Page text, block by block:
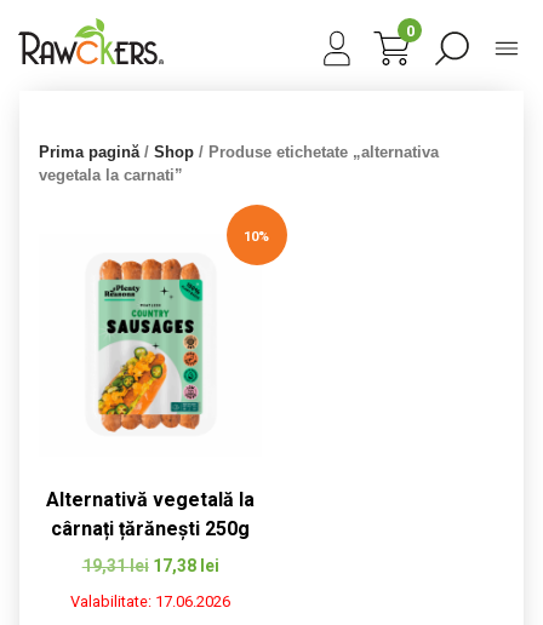
0
Prima pagină/ Shop / Produse etichetate „alternativa
vegetala la carnati”
10%
Alternativă vegetală la
cârnați țărănești 250g
19,31lei Prețul
a
17,38 leiPrețul
este:
Valabilitate: 17.06.2026